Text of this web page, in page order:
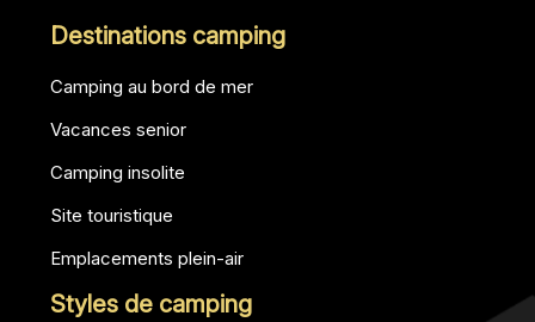
Destinations camping
Camping au bord de mer
Vacances senior
Camping insolite
Site touristique
Emplacements plein-air
Styles de camping